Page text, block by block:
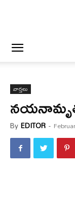
వార్త‌లు
ByEDITOR -